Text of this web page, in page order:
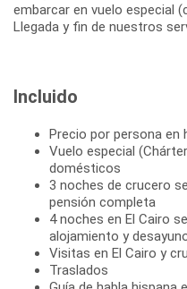
embarcar en vuelo especial
Llegada y fin de nuestros
Incluido
Precio por persona en
Vuelo especial
domésticos
3 noches de crucero
pensión completa
4 noches en El Cairo
alojamiento y
Visitas en El Cairo y
Traslados